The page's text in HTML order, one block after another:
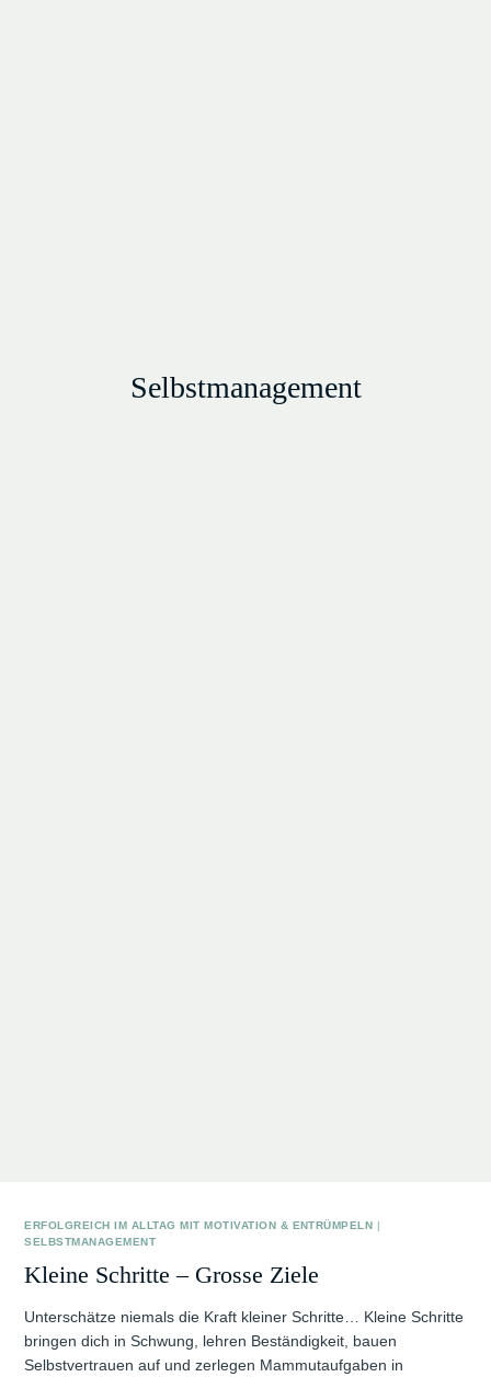
Selbstmanagement
ERFOLGREICH IM ALLTAG MIT MOTIVATION & ENTRÜMPELN
SELBSTMANAGEMENT
Kleine Schritte – Grosse Ziele
Unterschätze niemals die Kraft kleiner Schritte… Kleine Schritte
bringen dich in Schwung, lehren Beständigkeit, bauen
Selbstvertrauen auf und zerlegen Mammutaufgaben in